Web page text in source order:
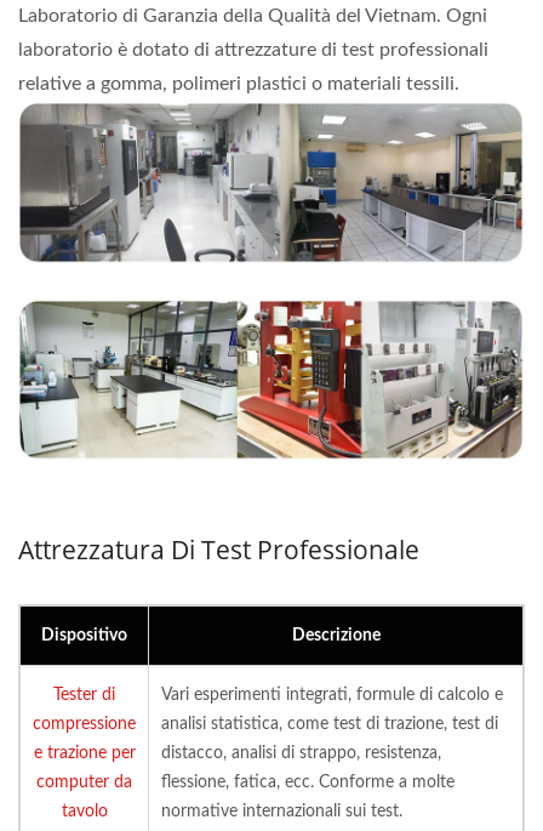
Laboratorio di Garanzia della Qualità del Vietnam. Ogni
laboratorio è dotato di attrezzature di test professionali
relative a gomma, polimeri plastici o materiali tessili.
Attrezzatura Di Test Professionale
Dispositivo Descrizione
Tester di
compressione
e trazione per
computer da
tavolo
Vari esperimenti integrati, formule di calcolo e
analisi statistica, come test di trazione, test di
distacco, analisi di strappo, resistenza,
flessione, fatica, ecc. Conforme a molte
normative internazionali sui test.